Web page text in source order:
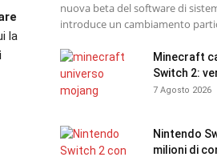
la
nuova beta del software di
introduce un cambiamento
Minecraft
Switch 2:
7 Agosto 2026
Nintendo
milioni di